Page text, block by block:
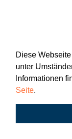
Diese
unter
Informationen
Seite.